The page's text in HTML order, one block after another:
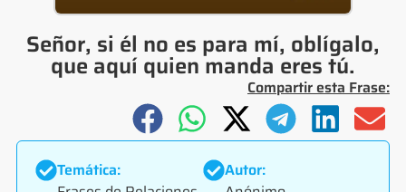
Señor, si él no es para mí, oblígalo,
que aquí quien manda eres tú.
Compartir esta Frase:
Temática:
Autor: